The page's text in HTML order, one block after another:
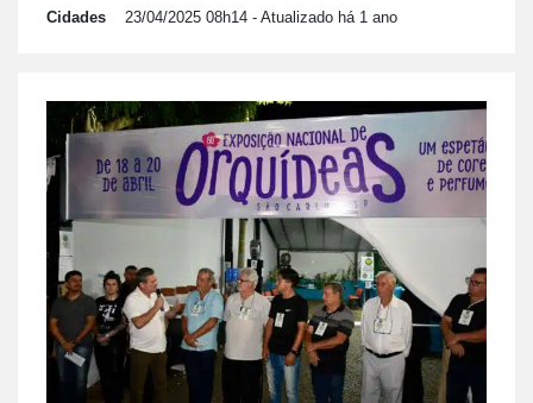
Cidades 23/04/2025 08h14 - Atualizado há 1 ano